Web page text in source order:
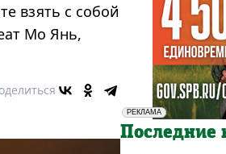
взять с собой
Мо Янь,
РЕКЛАМА
Социальная реклама
Последние